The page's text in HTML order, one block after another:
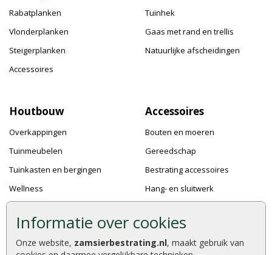
Informatie over cookies
Onze website, zamsierbestrating.nl, maakt gebruik van
Rabatplanken
Vlonderplanken
Steigerplanken
Accessoires
Tuinhek
Gaas met rand en trellis
Natuurlijke afscheidingen
Houtbouw
Overkappingen
Tuinmeubelen
Tuinkasten en bergingen
Wellness
Dierenverblijven
Pergola's
Accessoires
Bouten en moeren
Gereedschap
Bestrating accessoires
Hang- en sluitwerk
Verf en Beits
Dakafwerking